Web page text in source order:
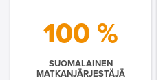
100 %
SUOMALAINEN
MATKANJÄRJESTÄJÄ